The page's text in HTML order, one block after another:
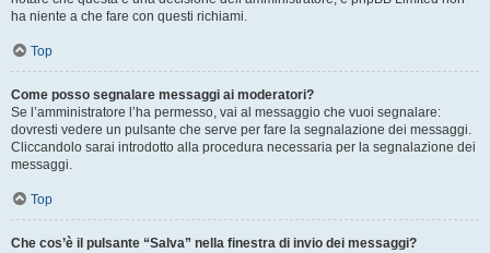
ha niente a che fare con questi richiami.
Top
Come posso segnalare messaggi ai moderatori?
Se l’amministratore l’ha permesso, vai al messaggio che vuoi segnalare:
dovresti vedere un pulsante che serve per fare la segnalazione dei messaggi.
Cliccandolo sarai introdotto alla procedura necessaria per la segnalazione dei
messaggi.
Top
Che cos’è il pulsante “Salva” nella finestra di invio dei messaggi?